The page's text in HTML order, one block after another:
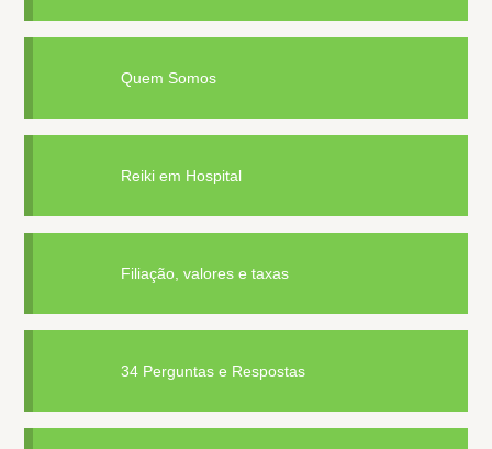
Quem Somos
Reiki em Hospital
Filiação, valores e taxas
34 Perguntas e Respostas